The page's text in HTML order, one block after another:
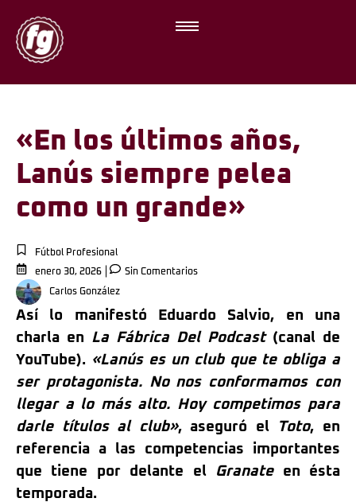
«En los últimos años,
Lanús siempre pelea
como un grande»
Fútbol Profesional
enero 30, 2026
Sin Comentarios
Carlos González
Así lo manifestó Eduardo Salvio, en una
charla en La Fábrica Del Podcast(canal de
YouTube). «Lanús es un club que te obliga a
ser protagonista. No nos conformamos con
llegar a lo más alto. Hoy competimos para
darle títulos al club», aseguró el Toto, en
referencia a las competencias importantes
que tiene por delante el Granateen ésta
temporada.